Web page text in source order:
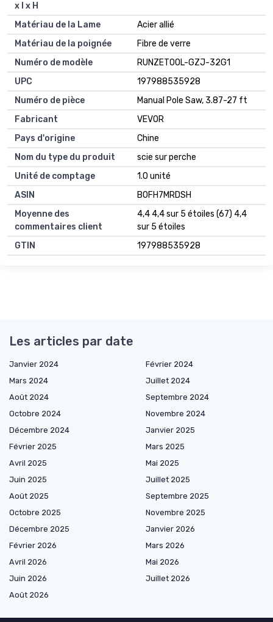
x l x H
Matériau de la Lame
Acier allié
Matériau de la poignée
Fibre de verre
Numéro de modèle
RUNZETOOL-GZJ-32G1
UPC
197988535928
Numéro de pièce
Manual Pole Saw, 3.87-27 ft
Fabricant
VEVOR
Pays d'origine
Chine
Nom du type du produit
scie sur perche
Unité de comptage
1.0 unité
ASIN
B0FH7MRDSH
Moyenne des
commentaires client
4,4 4,4 sur 5 étoiles (67) 4,4
sur 5 étoiles
GTIN
197988535928
Les articles par date
Janvier 2024
Février 2024
Mars 2024
Juillet 2024
Août 2024
Septembre 2024
Octobre 2024
Novembre 2024
Décembre 2024
Janvier 2025
Février 2025
Mars 2025
Avril 2025
Mai 2025
Juin 2025
Juillet 2025
Août 2025
Septembre 2025
Octobre 2025
Novembre 2025
Décembre 2025
Janvier 2026
Février 2026
Mars 2026
Avril 2026
Mai 2026
Juin 2026
Juillet 2026
Août 2026